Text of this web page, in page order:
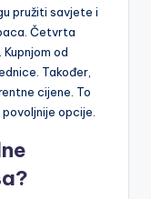
pružiti savjete i
Četvrta
od
Također,
cijene. To
opcije.